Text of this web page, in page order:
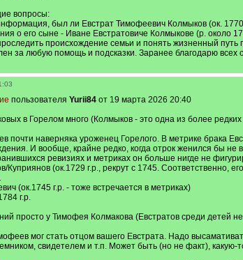
вопросы:
был ли Евстрат Тимофеевич Колмыков (ок.
о его сыне - Иване Евстратовиче Колмыкове (р. около
происхождение семьи и понять жизненный путь
за любую помощь и подсказки. Заранее благодарю всех
пользователя Yurii84от 19 марта 2026 20:40
в Горелом много (Колмыков - это одна из более
почти наверняка уроженец Горелого. В метрике брака
И вообще, крайне редко, когда отрок женился бы
ревизиях и метриках он больше нигде не
(ок.1729 г.р., рекрут с 1745. Соответственно,
(ок.1745 г.р. - тоже встречается в метриках)
г.р.
просто у Тимофея Колмакова (Евстратов среди детей
мог стать отцом вашего Евстрата. Надо
свидетелем и т.п. Может быть (но не факт),